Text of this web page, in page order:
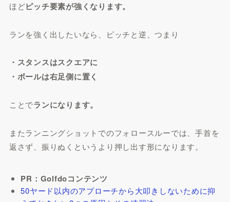
ほどピッチ要素が強くなります。
ランを強く出したいなら、ピッチと逆、つまり
・スタンスはスクエアに
・ボールは右足側に置く
ことでランになります。
またランニングショットでのフォロースルーでは、手首を
返さず、振りぬくというより押し出す形になります。
PR：Golfdoコンテンツ
50ヤード以内のアプローチから大叩きしないために抑